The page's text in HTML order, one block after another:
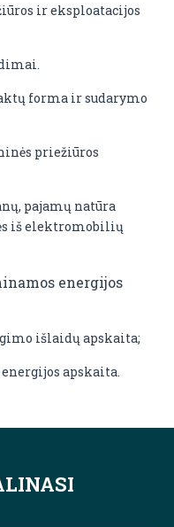
ir eksploatacijos
forma ir sudarymo
priežiūros
pajamų natūra
iš elektromobilių
energijos
išlaidų apskaita;
apskaita.